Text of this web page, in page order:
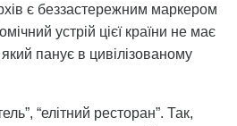
є беззастережним маркером
устрій цієї країни не має
який панує в цивілізованому
“елітний ресторан”. Так,